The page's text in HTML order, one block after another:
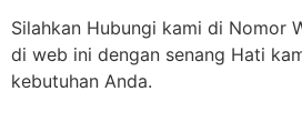
Silahkan Hubungi kami di Nomor
di web ini dengan senang Hati
kebutuhan Anda.